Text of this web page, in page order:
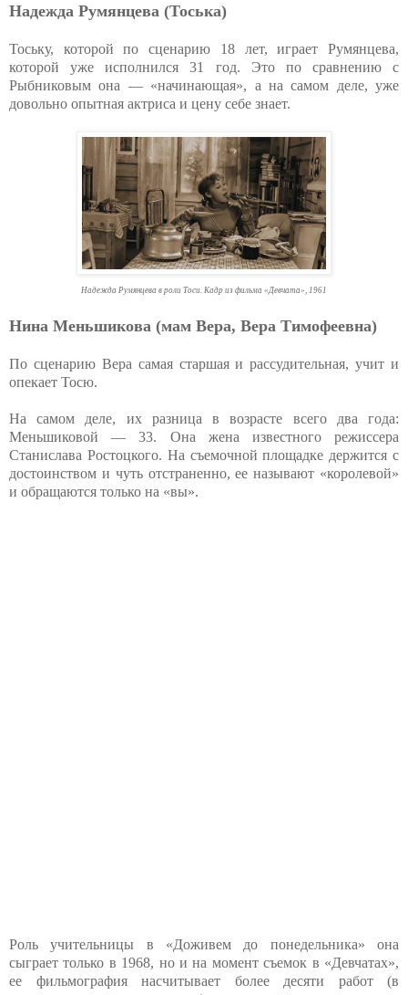
Надежда Румянцева (Тоська)
Тоську, которой по сценарию 18 лет, играет Румянцева,
которой уже исполнился 31 год. Это по сравнению с
Рыбниковым она — «начинающая», а на самом деле, уже
довольно опытная актриса и цену себе знает.
Надежда Румянцева в роли Тоси. Кадр из фильма «Девчата», 1961
Нина Меньшикова (мам Вера, Вера Тимофеевна)
По сценарию Вера самая старшая и рассудительная, учит и
опекает Тосю.
На самом деле, их разница в возрасте всего два года:
Меньшиковой — 33. Она жена известного режиссера
Станислава Ростоцкого. На съемочной площадке держится с
достоинством и чуть отстраненно, ее называют «королевой»
и обращаются только на «вы».
Роль учительницы в «Доживем до понедельника» она
сыграет только в 1968, но и на момент съемок в «Девчатах»,
ее фильмография насчитывает более десяти работ (в